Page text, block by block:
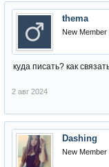
thema
New Member
куда писать? как
2 авг 2024
Dashing
New Member